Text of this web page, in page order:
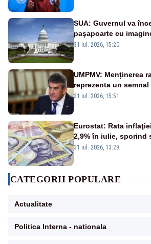
SUA: Guvernul va
paşapoarte cu
începând cu 8 august
31 iul. 2026, 15:20
UMPMV: Menținerea
reprezenta un
România. Autoritățile
31 iul. 2026, 15:51
Eurostat: Rata
2,9% în iulie, sporind
majoreze dobânda
31 iul. 2026, 13:29
CATEGORII POPULARE
Actualitate
Politica Interna - nationala